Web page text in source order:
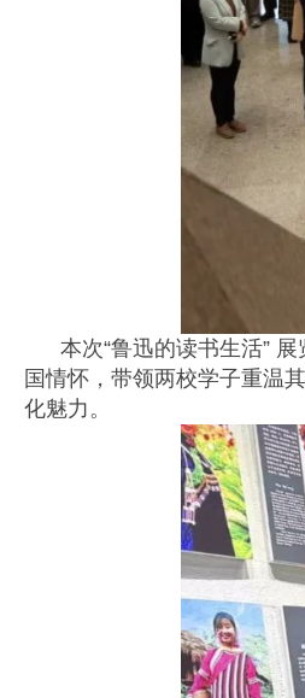
本次“鲁迅的读书生活” 展
国情怀，带领两校学子重温
化魅力。